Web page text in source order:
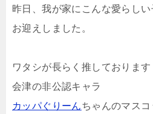
昨日、我が家にこんな愛らしい
お迎えしました。
ワタシが長らく推しております
会津の非公認キャラ
カッパぐりーんちゃんのマスコ